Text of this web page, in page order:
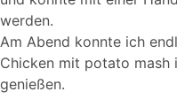
werden.
Am Abend konnte ich
Chicken mit potato mash
genießen.